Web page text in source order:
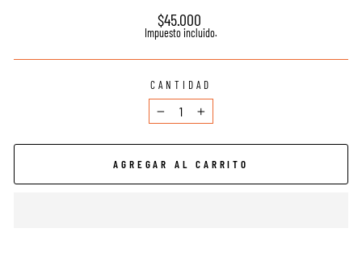
Precio
habitual
$45.000
Impuesto incluido.
CANTIDAD
− +
AGREGAR AL CARRITO